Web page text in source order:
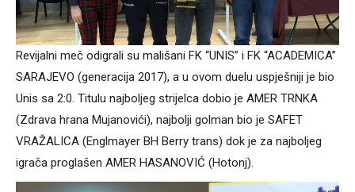
Revijalni meč odigrali su mališani FK “UNIS” i FK “ACADEMICA”
SARAJEVO (generacija 2017), a u ovom duelu uspješniji je bio
Unis sa 2:0. Titulu najboljeg strijelca dobio je AMER TRNKA
(Zdrava hrana Mujanovići), najbolji golman bio je SAFET
VRAŽALICA (Englmayer BH Berry trans) dok je za najboljeg
igrača proglašen AMER HASANOVIĆ (Hotonj).